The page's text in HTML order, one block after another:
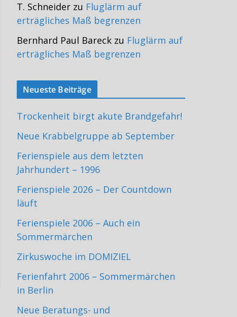
T. Schneider zu Fluglärm auf
erträgliches Maß begrenzen
Bernhard Paul Bareck zu Fluglärm auf
erträgliches Maß begrenzen
Neueste Beiträge
Trockenheit birgt akute Brandgefahr!
Neue Krabbelgruppe ab September
Ferienspiele aus dem letzten
Jahrhundert – 1996
Ferienspiele 2026 – Der Countdown
läuft
Ferienspiele 2006 – Auch ein
Sommermärchen
Zirkuswoche im DOMIZIEL
Ferienfahrt 2006 – Sommermärchen
in Berlin
Neue Beratungs- und